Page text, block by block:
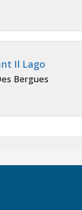
Il Lago
Bergues